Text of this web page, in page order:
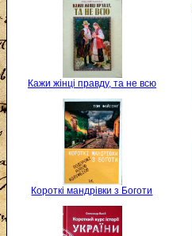
Кажи жінці правду, та не всю
Короткі мандрівки з Боготи